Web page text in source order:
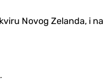
Novog Zelanda, i na
.